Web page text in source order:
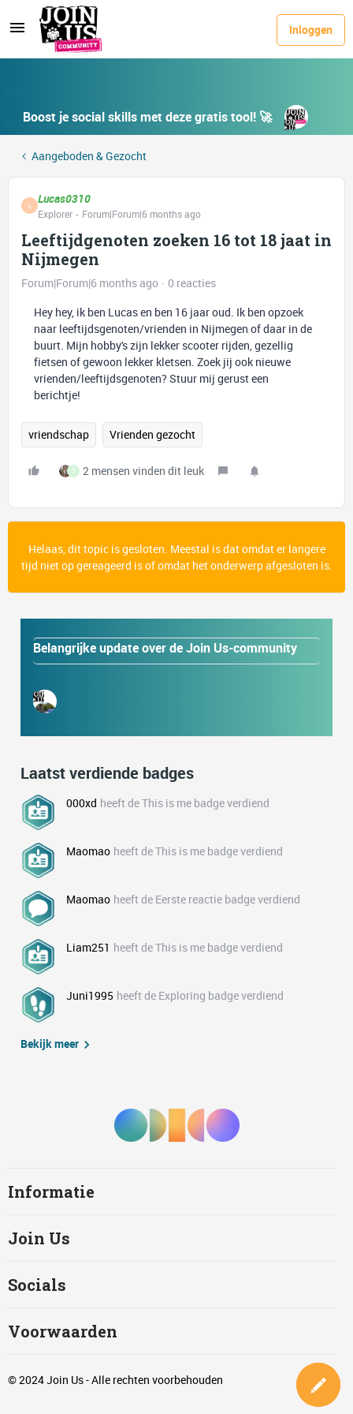
Inloggen
Boost je social skills met deze gratis tool! 🚀
Aangeboden & Gezocht
L Lucas0310
Explorer Forum|Forum|6 months ago
Leeftijdgenoten zoeken 16 tot 18 jaat in
Nijmegen
Forum|Forum|6 months ago
0 reacties
Hey hey, ik ben Lucas en ben 16 jaar oud. Ik ben opzoek
naar leeftijdsgenoten/vrienden in Nijmegen of daar in de
buurt. Mijn hobby's zijn lekker scooter rijden, gezellig
fietsen of gewoon lekker kletsen. Zoek jij ook nieuwe
vrienden/leeftijdsgenoten? Stuur mij gerust een
berichtje!
vriendschap Vrienden gezocht
T 2 mensen vinden dit leuk
Helaas, dit topic is gesloten. Meestal is dat omdat er langere
tijd niet op gereageerd is of omdat het onderwerp afgesloten is.
Belangrijke update over de Join Us-community
Laatst verdiende badges
000xd heeft de This is me badge verdiend
Maomao heeft de This is me badge verdiend
Maomao heeft de Eerste reactie badge verdiend
Liam251 heeft de This is me badge verdiend
Juni1995 heeft de Exploring badge verdiend
Bekijk meer
Informatie
Join Us
Socials
Voorwaarden
© 2024 Join Us - Alle rechten voorbehouden